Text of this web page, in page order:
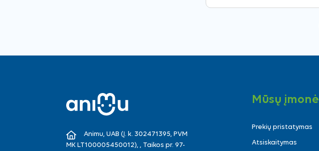
Animu, UAB (Į. k. 302471395, PVM
MK LT100005450012), , Taikos pr. 97-
Mūsų įmonė
Prekių pristatymas
Atsiskaitymas